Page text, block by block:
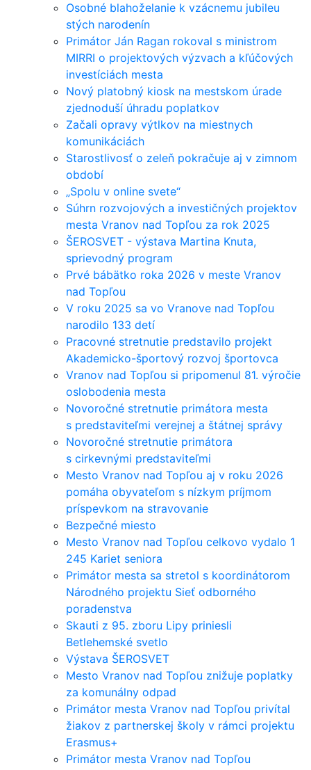
Osobné blahoželanie k vzácnemu jubileu
stých narodenín
Primátor Ján Ragan rokoval s ministrom
MIRRI o projektových výzvach a kľúčových
investíciách mesta
Nový platobný kiosk na mestskom úrade
zjednoduší úhradu poplatkov
Začali opravy výtlkov na miestnych
komunikáciách
Starostlivosť o zeleň pokračuje aj v zimnom
období
„Spolu v online svete“
Súhrn rozvojových a investičných projektov
mesta Vranov nad Topľou za rok 2025
ŠEROSVET - výstava Martina Knuta,
sprievodný program
Prvé bábätko roka 2026 v meste Vranov
nad Topľou
V roku 2025 sa vo Vranove nad Topľou
narodilo 133 detí
Pracovné stretnutie predstavilo projekt
Akademicko-športový rozvoj športovca
Vranov nad Topľou si pripomenul 81. výročie
oslobodenia mesta
Novoročné stretnutie primátora mesta
s predstaviteľmi verejnej a štátnej správy
Novoročné stretnutie primátora
s cirkevnými predstaviteľmi
Mesto Vranov nad Topľou aj v roku 2026
pomáha obyvateľom s nízkym príjmom
príspevkom na stravovanie
Bezpečné miesto
Mesto Vranov nad Topľou celkovo vydalo 1
245 Kariet seniora
Primátor mesta sa stretol s koordinátorom
Národného projektu Sieť odborného
poradenstva
Skauti z 95. zboru Lipy priniesli
Betlehemské svetlo
Výstava ŠEROSVET
Mesto Vranov nad Topľou znižuje poplatky
za komunálny odpad
Primátor mesta Vranov nad Topľou privítal
žiakov z partnerskej školy v rámci projektu
Erasmus+
Primátor mesta Vranov nad Topľou